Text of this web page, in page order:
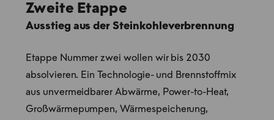
Zweite Etappe
Ausstieg aus der Steinkohleverbrennung
Etappe Nummer zwei wollen wir bis 2030
absolvieren. Ein Technologie- und Brennstoffmix
aus unvermeidbarer Abwärme, Power-to-Heat,
Großwärmepumpen, Wärmespeicherung,